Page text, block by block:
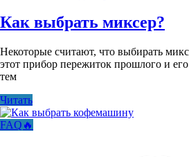
Как выбрать миксер?
Некоторые считают, что выбирать
этот прибор пережиток прошлого и
тем
Читать
FAQ🔥